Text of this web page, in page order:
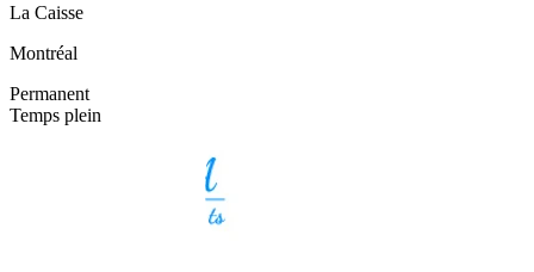
La Caisse
Montréal
Permanent
Temps plein